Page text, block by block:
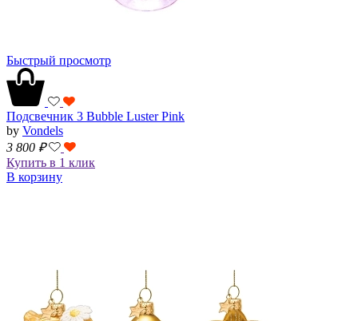
Быстрый просмотр
Подсвечник 3 Bubble Luster Pink
by Vondels
3 800 ₽
Купить в 1 клик
В корзину